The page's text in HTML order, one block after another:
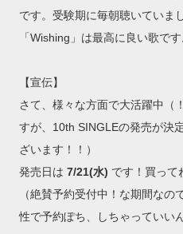
です。受験期に毎朝聴いていま
「Wishing」は最高に良い歌で
【宣伝】
さて、様々な方面で大活躍中（
すが、10th SINGLEの発売が決
ざいます！！）
発売日は 7/21(水) です！買って
（絶賛予約受付中！な期間な
性で予約ぽち、しちゃっていい